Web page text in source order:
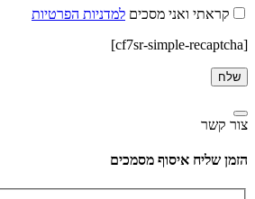
קראתי ואני מסכים למדניות הפרטיות
[cf7sr-simple-recaptcha]
צור קשר
הזמן שליח איסוף מסמכים